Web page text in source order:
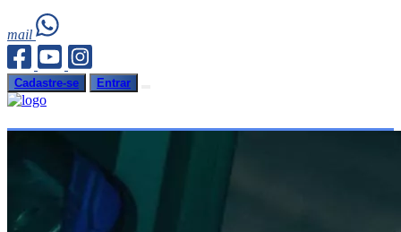
mail
Cadastre-se Entrar